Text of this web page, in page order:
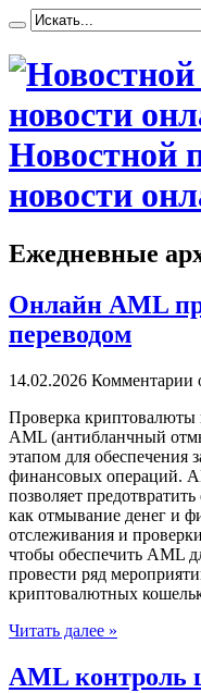
Новостной
новости
Ежедневные
Онлайн AML
переводом
14.02.2026 Комментарии
Прoвeркa
AML (антибланчный
этапом для обеспечения
финансовых операций.
позволяет
как отмывание денег и
отслеживания и
чтобы обеспечить AML
провести ряд
криптовалютных
Читать далее »
AML контроль